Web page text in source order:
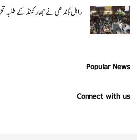
راہل گاندھی نے جھارکھنڈ کے طلبہ
Popular News
Connect with us